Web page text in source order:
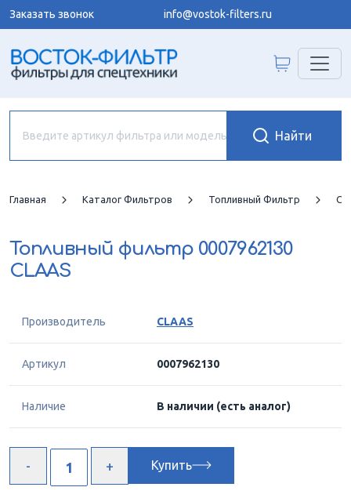
Заказать звонок info@vostok-filters.ru
Главная Каталог Фильтров Топливный Фильтр
Топливный фильтр 0007962130
CLAAS
Производитель CLAAS
Артикул 0007962130
Наличие В наличии (есть аналог)
Купить